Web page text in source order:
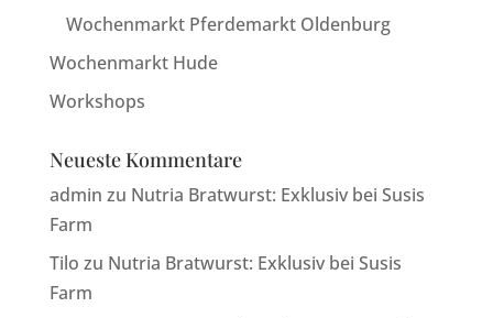
Wochenmarkt Pferdemarkt Oldenburg
Wochenmarkt Hude
Workshops
Neueste Kommentare
admin zu Nutria Bratwurst: Exklusiv bei Susis
Farm
Tilo zu Nutria Bratwurst: Exklusiv bei Susis
Farm